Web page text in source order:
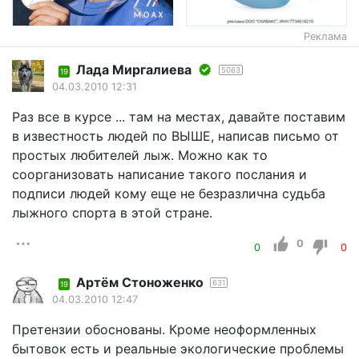
Реклама
19 Лада Миргалиева 5063
04.03.2010 12:31
Раз все в курсе ... там на местах, давайте поставим
в известность людей по ВЫШЕ, написав письмо от
простых любителей лыж. Можно как то
соорганизовать написание такого послания и
подписи людей кому еще не безразлична судьба
лыжного спорта в этой стране.
0 0 0
19 Артём Стоноженко 631
04.03.2010 12:47
Претензии обоснованы. Кроме неоформленных
бытовок есть и реальные экологические проблемы